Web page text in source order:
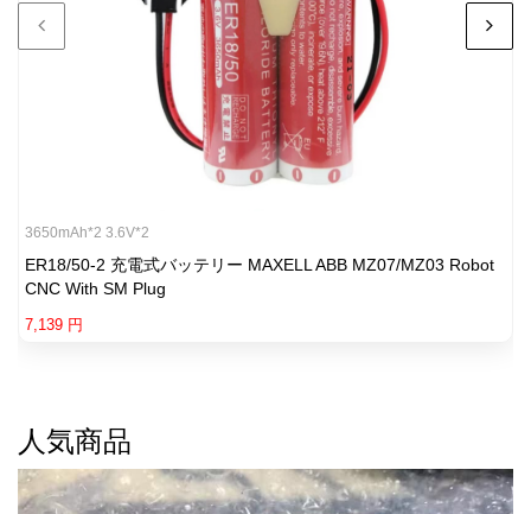
3650mAh*2 3.6V*2
ER18/50-2 充電式バッテリー MAXELL ABB MZ07/MZ03 Robot
CNC With SM Plug
7,139 円
人気商品